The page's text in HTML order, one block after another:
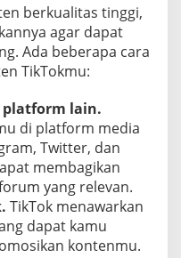
berkualitas tinggi,
agar dapat
Ada beberapa cara
TikTokmu:
lain.
di platform media
Twitter, dan
membagikan
yang relevan.
TikTok menawarkan
dapat kamu
kontenmu.